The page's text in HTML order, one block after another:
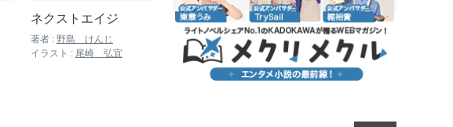
ネクストエイジ
著者 : 野島 けんじ
イラスト : 尾崎 弘宜